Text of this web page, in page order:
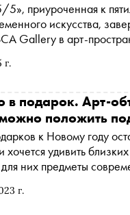
г.
5», приуроченная к
искусства,
Gallery в арт-
— по одному от каждого
к высокой оценке и
голос. Экспозиция
для осмысления того,
формируется
системы. «Сноб»
объекте
г.
в подарок. Арт-
положить
к Новому году
хочется удивить
них предметы
и музеев